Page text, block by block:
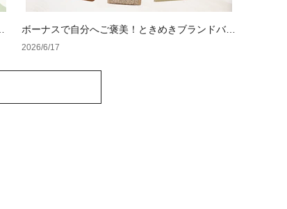
ボーナスで自分へご褒美！ときめきブランドバッ
グ＆ウォレット
2026/6/17